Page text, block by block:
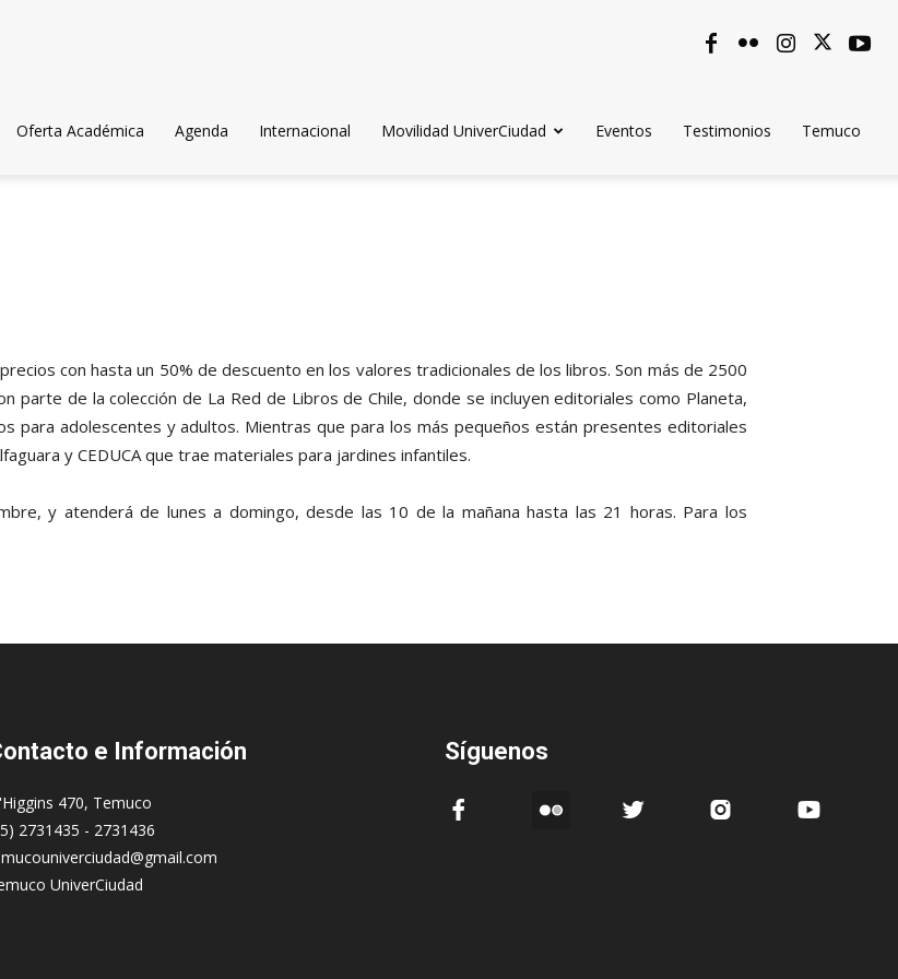
Oferta Académica Agenda Internacional Movilidad UniverCiudad Eventos Testimonios Temuco
con hasta un 50% de descuento en los valores tradicionales de los libros. Son más de 2500
parte de la colección de La Red de Libros de Chile, donde se incluyen editoriales como Planeta,
para adolescentes y adultos. Mientras que para los más pequeños están presentes editoriales
y CEDUCA que trae materiales para jardines infantiles.
y atenderá de lunes a domingo, desde las 10 de la mañana hasta las 21 horas. Para los
e Información
470, Temuco
2731435 - 2731436
UniverCiudad
Síguenos